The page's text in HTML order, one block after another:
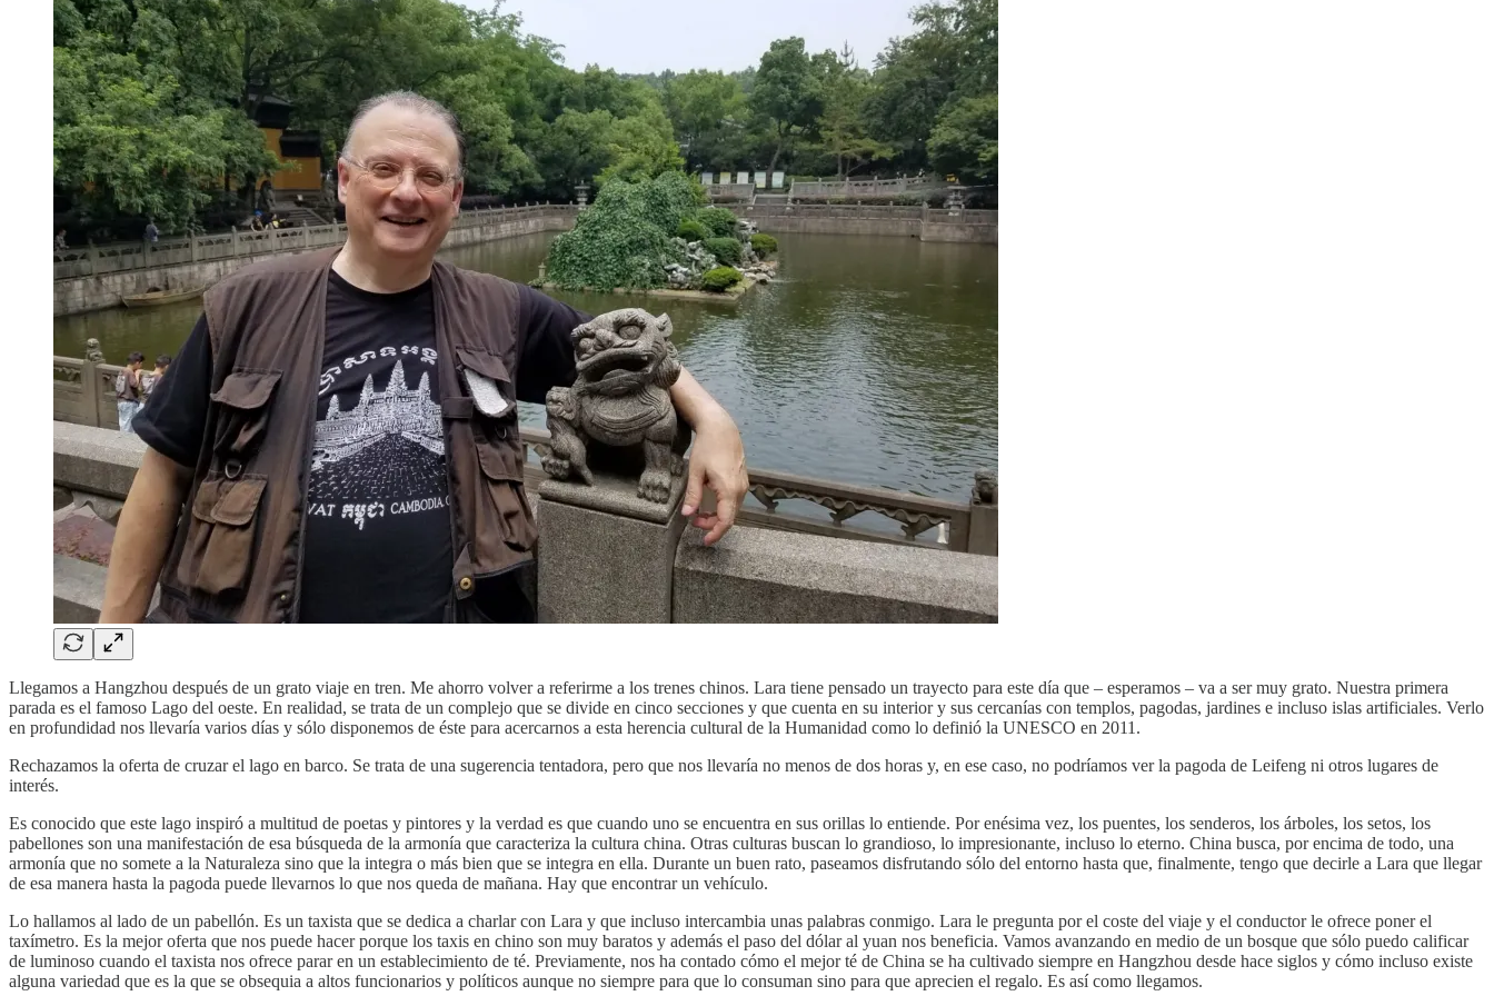
Llegamos a Hangzhou después de un grato viaje en tren. Me ahorro volver a referirme a los trenes chinos. Lara tiene pensado un trayecto para este día que – esperamos – va a ser muy grato. Nuestra primera
parada es el famoso Lago del oeste. En realidad, se trata de un complejo que se divide en cinco secciones y que cuenta en su interior y sus cercanías con templos, pagodas, jardines e incluso islas artificiales. Verlo
en profundidad nos llevaría varios días y sólo disponemos de éste para acercarnos a esta herencia cultural de la Humanidad como lo definió la UNESCO en 2011.
Rechazamos la oferta de cruzar el lago en barco. Se trata de una sugerencia tentadora, pero que nos llevaría no menos de dos horas y, en ese caso, no podríamos ver la pagoda de Leifeng ni otros lugares de
interés.
Es conocido que este lago inspiró a multitud de poetas y pintores y la verdad es que cuando uno se encuentra en sus orillas lo entiende. Por enésima vez, los puentes, los senderos, los árboles, los setos, los
pabellones son una manifestación de esa búsqueda de la armonía que caracteriza la cultura china. Otras culturas buscan lo grandioso, lo impresionante, incluso lo eterno. China busca, por encima de todo, una
armonía que no somete a la Naturaleza sino que la integra o más bien que se integra en ella. Durante un buen rato, paseamos disfrutando sólo del entorno hasta que, finalmente, tengo que decirle a Lara que llegar
de esa manera hasta la pagoda puede llevarnos lo que nos queda de mañana. Hay que encontrar un vehículo.
Lo hallamos al lado de un pabellón. Es un taxista que se dedica a charlar con Lara y que incluso intercambia unas palabras conmigo. Lara le pregunta por el coste del viaje y el conductor le ofrece poner el
taxímetro. Es la mejor oferta que nos puede hacer porque los taxis en chino son muy baratos y además el paso del dólar al yuan nos beneficia. Vamos avanzando en medio de un bosque que sólo puedo calificar
de luminoso cuando el taxista nos ofrece parar en un establecimiento de té. Previamente, nos ha contado cómo el mejor té de China se ha cultivado siempre en Hangzhou desde hace siglos y cómo incluso existe
alguna variedad que es la que se obsequia a altos funcionarios y políticos aunque no siempre para que lo consuman sino para que aprecien el regalo. Es así como llegamos.